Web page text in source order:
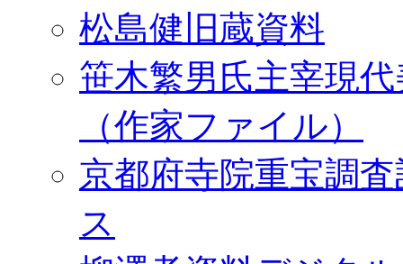
松島健旧蔵資料
笹木繁男氏主宰現
（作家ファイル）
京都府寺院重宝調
ス